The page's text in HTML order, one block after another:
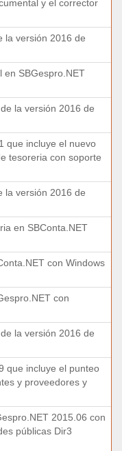
y el corrector
la versión 2016 de
en SBGespro.NET
la versión 2016 de
que incluye el nuevo
tesoreria con soporte
la versión 2016 de
en SBConta.NET
con Windows
con
la versión 2016 de
que incluye el punteo
y proveedores y
2015.06 con
públicas Dir3